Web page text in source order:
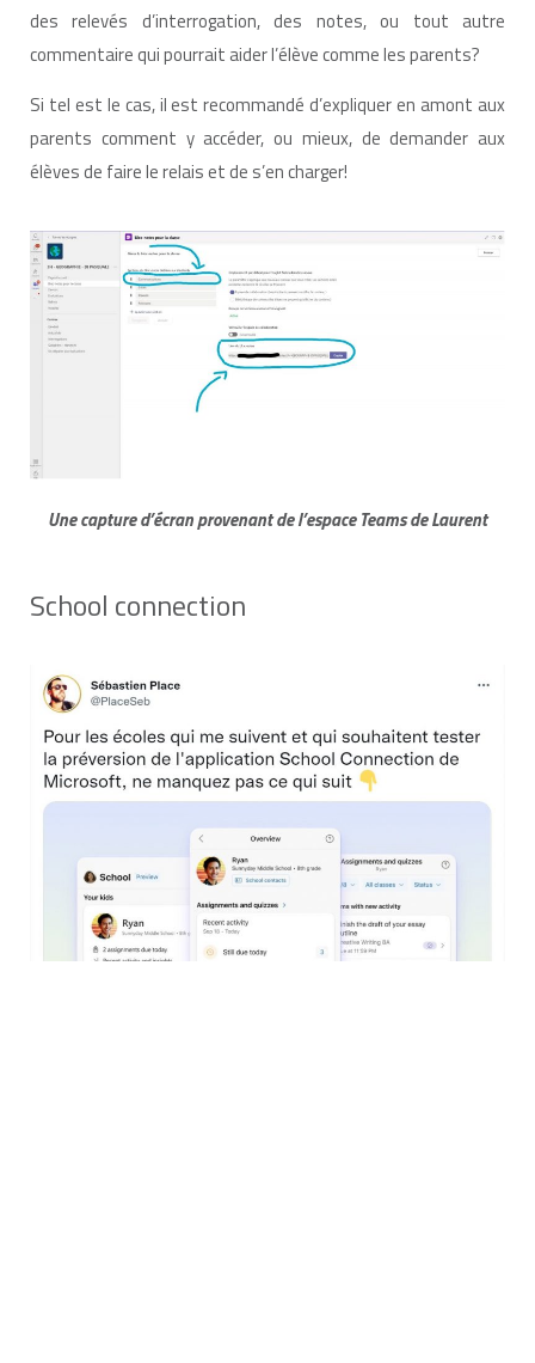
des relevés d’interrogation, des notes, ou tout autre
commentaire qui pourrait aider l’élève comme les parents?
Si tel est le cas, il est recommandé d’expliquer en amont aux
parents comment y accéder, ou mieux, de demander aux
élèves de faire le relais et de s’en charger!
Une capture d’écran provenant de l’espace Teams de Laurent
School connection